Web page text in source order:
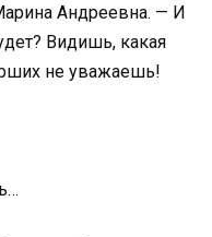
Андреевна. — И
Видишь, какая
не уважаешь!